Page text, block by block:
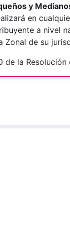
y
en
a nivel
Zonal de su
de la